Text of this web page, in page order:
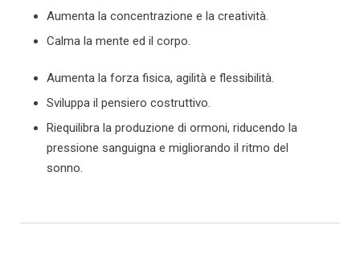
Aumenta la concentrazione e la creatività.
Calma la mente ed il corpo.
Aumenta la forza fisica, agilità e flessibilità.
Sviluppa il pensiero costruttivo.
Riequilibra la produzione di ormoni, riducendo la
pressione sanguigna e migliorando il ritmo del
sonno.